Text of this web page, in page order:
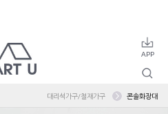
대리석가구/철재가구 콘솔화장대